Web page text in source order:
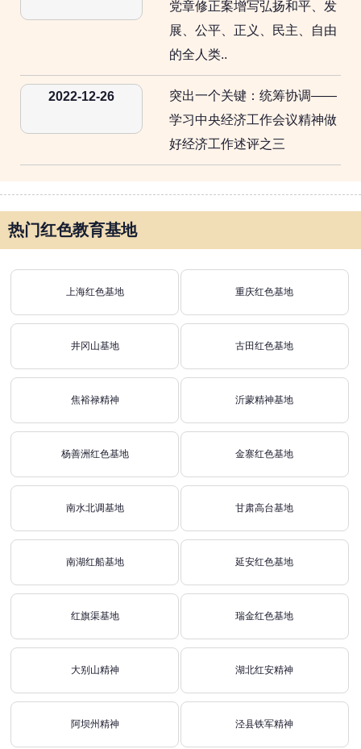
党章修正案增写弘扬和平、发
展、公平、正义、民主、自由
的全人类..
2022-12-26
突出一个关键：统筹协调——
学习中央经济工作会议精神做
好经济工作述评之三
热门红色教育基地
上海红色基地 重庆红色基地
井冈山基地 古田红色基地
焦裕禄精神 沂蒙精神基地
杨善洲红色基地 金寨红色基地
南水北调基地 甘肃高台基地
南湖红船基地 延安红色基地
红旗渠基地 瑞金红色基地
大别山精神 湖北红安精神
阿坝州精神 泾县铁军精神